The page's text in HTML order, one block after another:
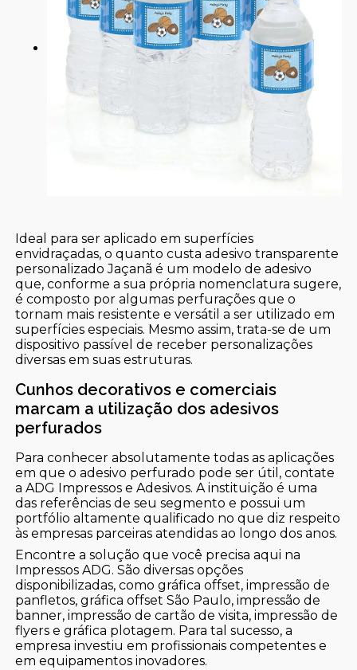
Ideal para ser aplicado em superfícies
envidraçadas, o quanto custa adesivo transparente
personalizado Jaçanã é um modelo de adesivo
que, conforme a sua própria nomenclatura sugere,
é composto por algumas perfurações que o
tornam mais resistente e versátil a ser utilizado em
superfícies especiais. Mesmo assim, trata-se de um
dispositivo passível de receber personalizações
diversas em suas estruturas.
Cunhos decorativos e comerciais
marcam a utilização dos adesivos
perfurados
Para conhecer absolutamente todas as aplicações
em que o adesivo perfurado pode ser útil, contate
a ADG Impressos e Adesivos. A instituição é uma
das referências de seu segmento e possui um
portfólio altamente qualificado no que diz respeito
às empresas parceiras atendidas ao longo dos anos.
Encontre a solução que você precisa aqui na
Impressos ADG. São diversas opções
disponibilizadas, como gráfica offset, impressão de
panfletos, gráfica offset São Paulo, impressão de
banner, impressão de cartão de visita, impressão de
flyers e gráfica plotagem. Para tal sucesso, a
empresa investiu em profissionais competentes e
em equipamentos inovadores.